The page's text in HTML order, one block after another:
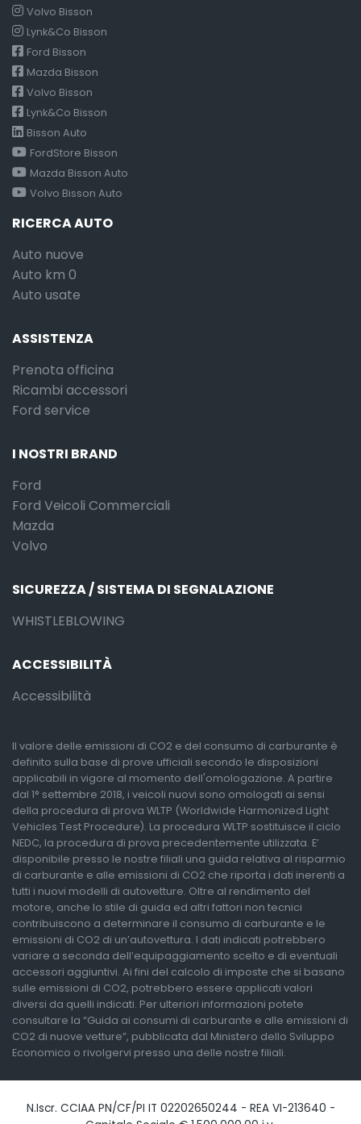
Volvo Bisson
Lynk&Co Bisson
Ford Bisson
Mazda Bisson
Volvo Bisson
Lynk&Co Bisson
Bisson Auto
FordStore Bisson
Mazda Bisson Auto
Volvo Bisson Auto
RICERCA AUTO
Auto nuove
Auto km 0
Auto usate
ASSISTENZA
Prenota officina
Ricambi accessori
Ford service
I NOSTRI BRAND
Ford
Ford Veicoli Commerciali
Mazda
Volvo
SICUREZZA / SISTEMA DI SEGNALAZIONE
WHISTLEBLOWING
ACCESSIBILITÀ
Accessibilità
Il valore delle emissioni di CO2 e del consumo di carburante è
definito sulla base di prove ufficiali secondo le disposizioni
applicabili in vigore al momento dell'omologazione. A partire
dal 1° settembre 2018, i veicoli nuovi sono omologati ai sensi
della procedura di prova WLTP (Worldwide Harmonized Light
Vehicles Test Procedure). La procedura WLTP sostituisce il ciclo
NEDC, la procedura di prova precedentemente utilizzata. E’
disponibile presso le nostre filiali una guida relativa al risparmio
di carburante e alle emissioni di CO2 che riporta i dati inerenti a
tutti i nuovi modelli di autovetture. Oltre al rendimento del
motore, anche lo stile di guida ed altri fattori non tecnici
contribuiscono a determinare il consumo di carburante e le
emissioni di CO2 di un’autovettura. I dati indicati potrebbero
variare a seconda dell’equipaggiamento scelto e di eventuali
accessori aggiuntivi. Ai fini del calcolo di imposte che si basano
sulle emissioni di CO2, potrebbero essere applicati valori
diversi da quelli indicati. Per ulteriori informazioni potete
consultare la “Guida ai consumi di carburante e alle emissioni di
CO2 di nuove vetture”, pubblicata dal Ministero dello Sviluppo
Economico o rivolgervi presso una delle nostre filiali.
N.Iscr. CCIAA PN/CF/PI IT 02202650244 - REA VI-213640 -